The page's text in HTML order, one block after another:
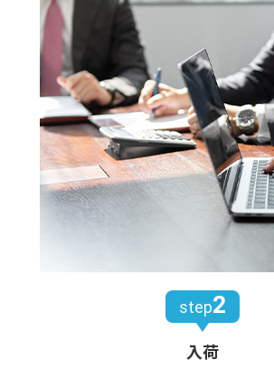
step2
入荷